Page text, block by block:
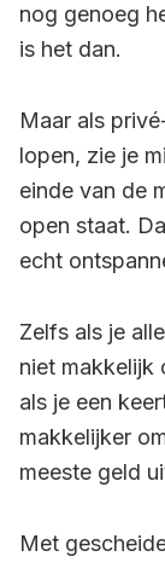
nog genoeg
is het dan.
Maar als
lopen, zie je
einde van de
open staat.
echt
Zelfs als je
niet makkelijk
als je een
makkelijker
meeste geld
Met